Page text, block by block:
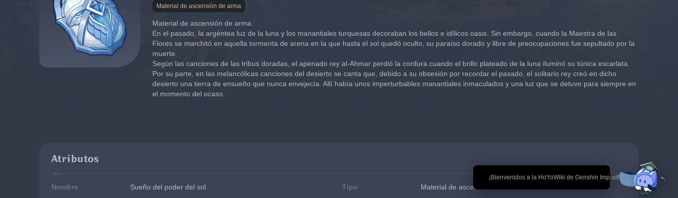
🎉 ¡Bienvenidos a la HoYoWiki de Genshin Impact!
Material de ascensión de arma
Material de ascensión de arma.
En el pasado, la argéntea luz de la luna y los manantiales turquesas decoraban los bellos e idílicos oasis. Sin embargo, cuando la Maestra de las
Flores se marchitó en aquella tormenta de arena en la que hasta el sol quedó oculto, su paraíso dorado y libre de preocupaciones fue sepultado por la
muerte.
Según las canciones de las tribus doradas, el apenado rey al-Ahmar perdió la cordura cuando el brillo plateado de la luna iluminó su túnica escarlata.
Por su parte, en las melancólicas canciones del desierto se canta que, debido a su obsesión por recordar el pasado, el solitario rey creó en dicho
desierto una tierra de ensueño que nunca envejecía. Allí había unos imperturbables manantiales inmaculados y una luz que se detuvo para siempre en
el momento del ocaso.
Atributos
Nombre Sueño del poder del sol Tipo Material de ascensión de arma